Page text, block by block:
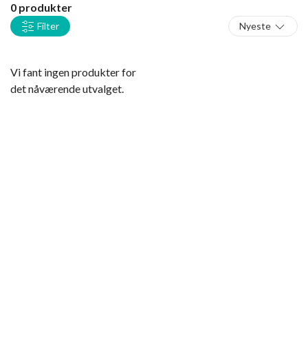
0 produkter
Filter Nyeste
Vi fant ingen produkter for
det nåværende utvalget.